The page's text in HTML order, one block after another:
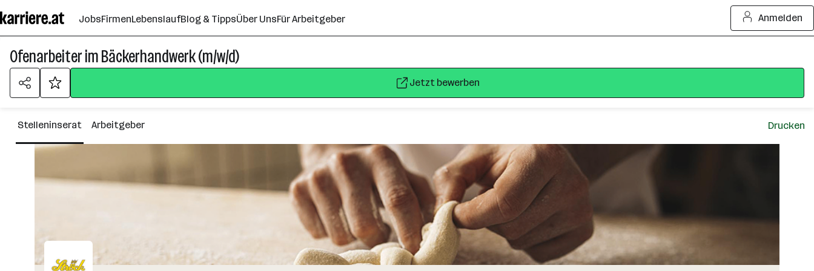
Seiteninhalt
springen
JobsFirmenLebenslaufBlog & TippsÜber UnsFür Arbeitgeber Anmelden
Ofenarbeiter im Bäckerhandwerk (m/w/d)
Jetzt bewerben
Stelleninserat Arbeitgeber Drucken